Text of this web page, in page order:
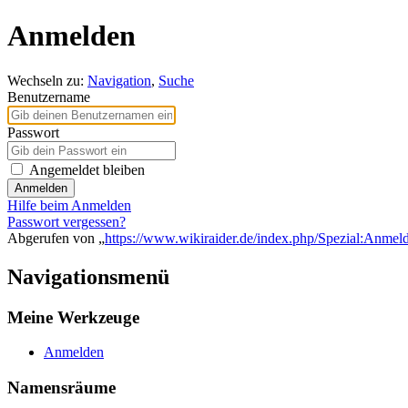
Anmelden
Wechseln zu: Navigation, Suche
Benutzername
Passwort
Angemeldet bleiben
Anmelden
Hilfe beim Anmelden
Passwort vergessen?
Abgerufen von „https://www.wikiraider.de/index.php/
Navigationsmenü
Meine Werkzeuge
Anmelden
Namensräume